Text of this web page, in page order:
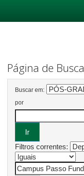
Página de Busca
Buscar em:
por
Filtros correntes: